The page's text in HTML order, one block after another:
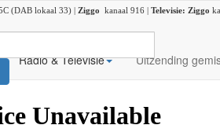
(DAB lokaal 33) | Ziggo kanaal 916 | Televisie: Ziggo
Radio & Televisie Uitzending